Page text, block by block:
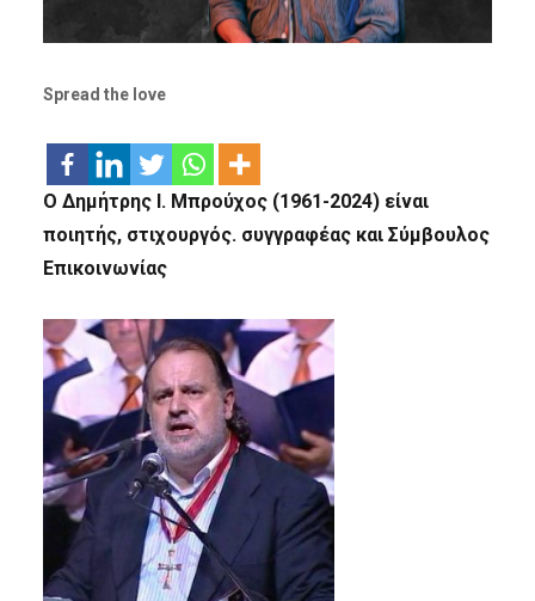
Spread the love
Ο Δημήτρης Ι. Μπρούχος (1961-2024) είναι
ποιητής, στιχουργός. συγγραφέας και Σύμβουλος
Επικοινωνίας